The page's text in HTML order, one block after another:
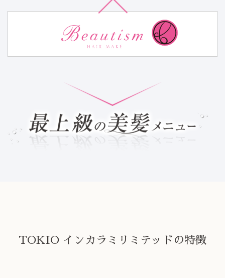
TOKIO インカラミリミテッドの特徴